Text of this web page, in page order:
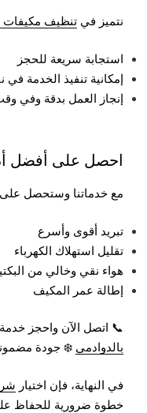
نتميز في تنظيف مكيفات
استجابة سريعة للحجز
إمكانية تنفيذ الخدمة
إنجاز العمل بدقة وفي
احصل على أفضل
مع خدماتنا وستحصل
تبريد أقوى وأسرع
تقليل استهلاك الكهرباء
هواء نقي وخالي من
إطالة عمر المكيف
📞 اتصل الآن واحجز خدمة
بالدوادمي ❄️ جودة
في النهاية، فإن اختيار
خطوة ضرورية للحفاظ